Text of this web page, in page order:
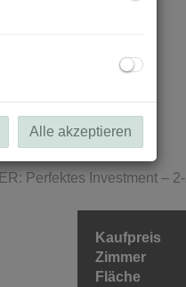
Kaufpreis
Zimmer
Fläche
Alle akzeptieren